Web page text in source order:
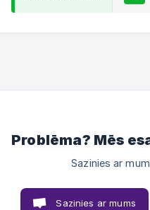
Problēma? Mēs
Sazinies ar
Sazinies ar mums